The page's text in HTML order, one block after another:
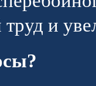
труд и